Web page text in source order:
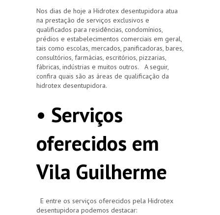
Nos dias de hoje a Hidrotex desentupidora atua
na prestação de serviços exclusivos e
qualificados para residências, condomínios,
prédios e estabelecimentos comerciais em geral,
tais como escolas, mercados, panificadoras, bares,
consultórios, farmácias, escritórios, pizzarias,
fábricas, indústrias e muitos outros. A seguir,
confira quais são as áreas de qualificação da
hidrotex desentupidora.
• Serviços
oferecidos em
Vila Guilherme
E entre os serviços oferecidos pela Hidrotex
desentupidora podemos destacar: